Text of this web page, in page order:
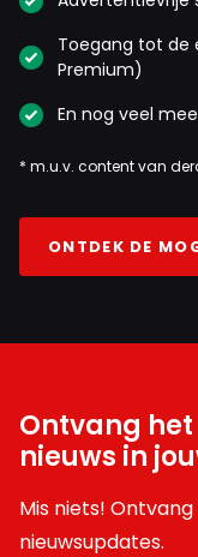
Toegang tot de
Premium)
En nog veel
* m.u.v. content van
ONTDEK DE
Ontvang
nieuws in
Mis niets!
nieuwsupdates.